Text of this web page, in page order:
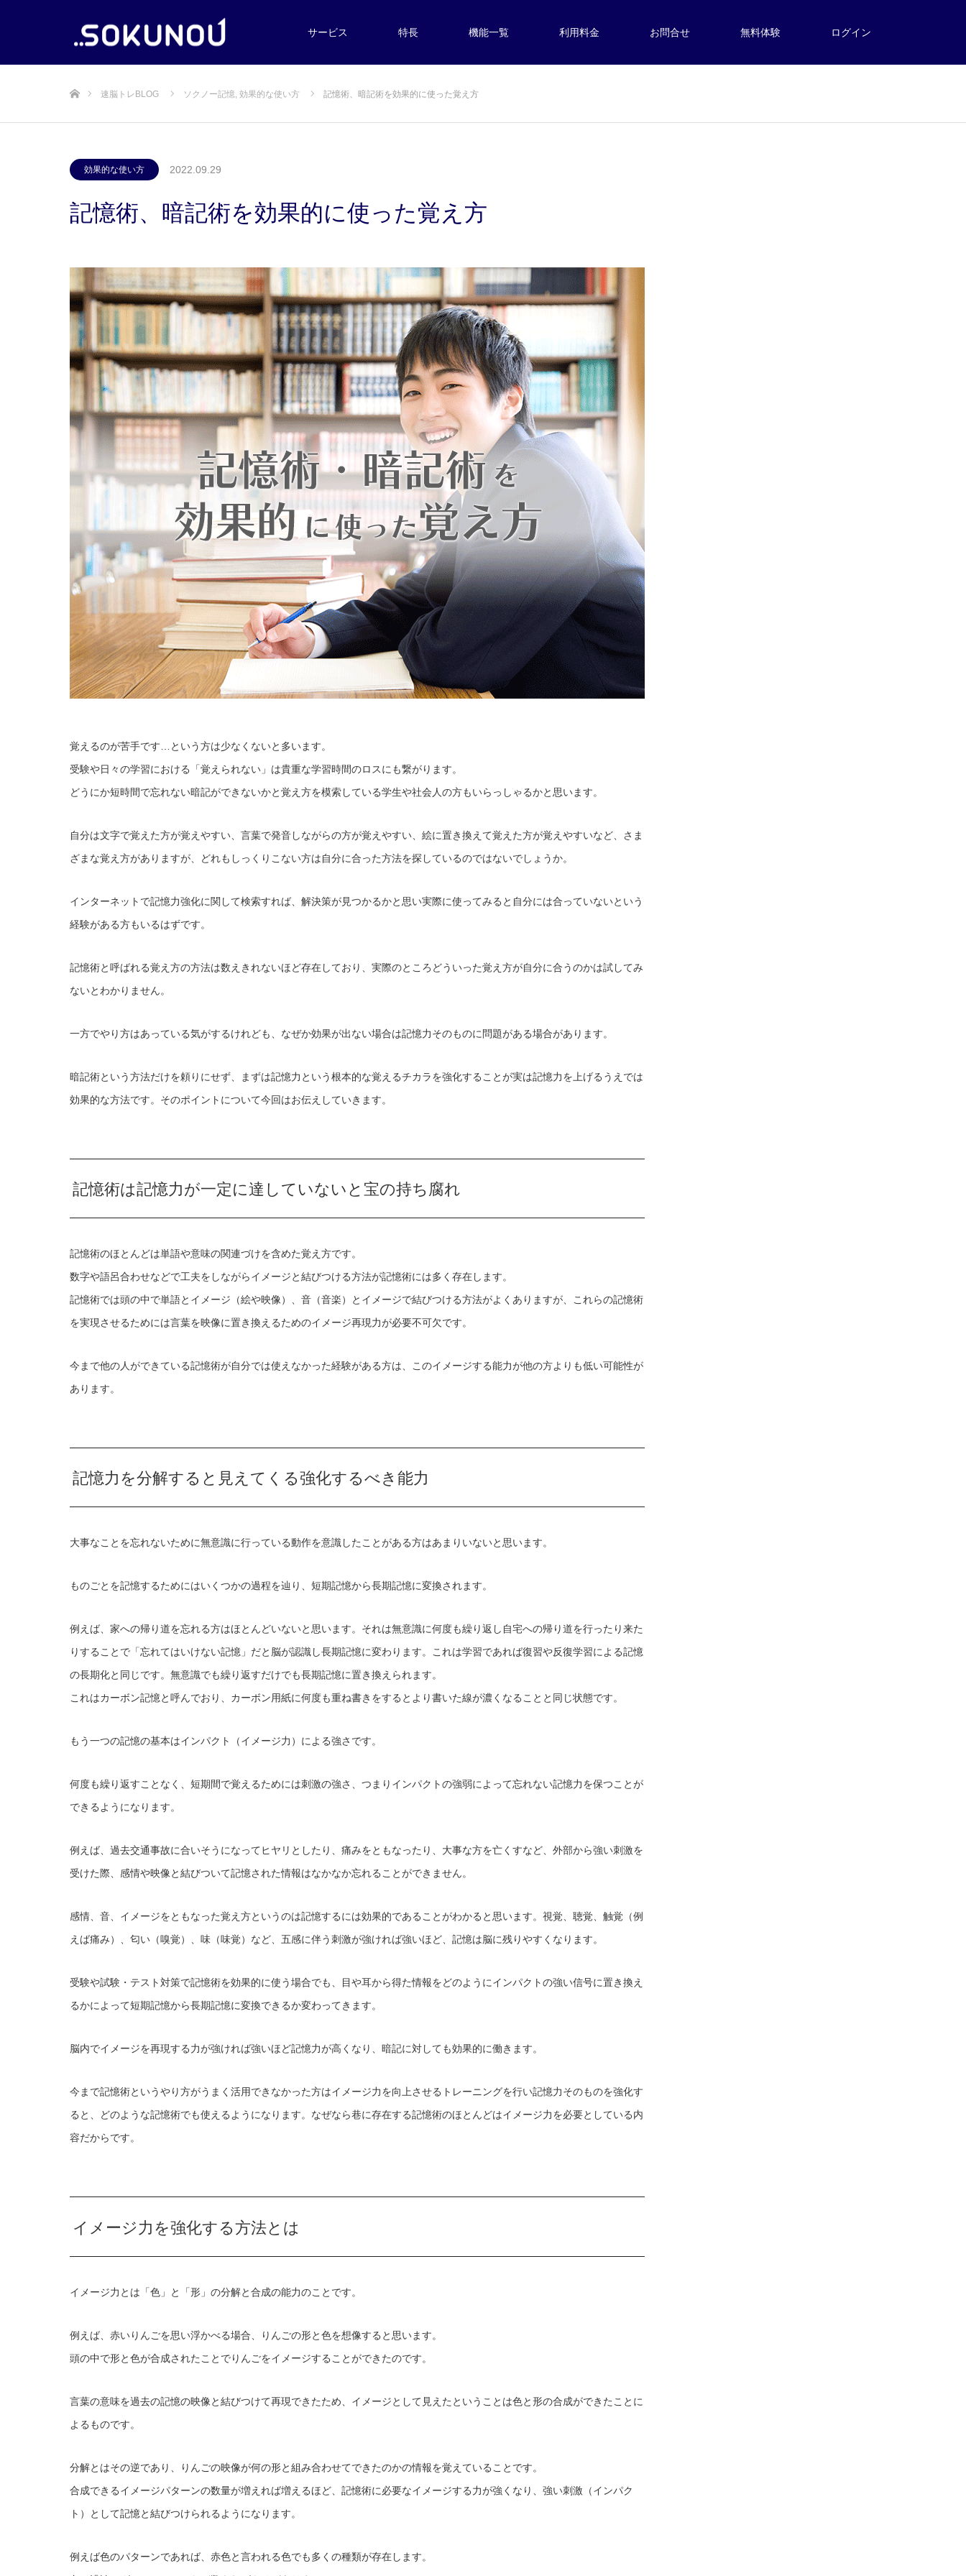
サービス 特長 機能一覧 利用料金 お問合せ 無料体験 ログイン
速脳トレBLOG ソクノー記憶, 効果的な使い方 記憶術、暗記術を効果的に使った覚え方
効果的な使い方 2022.09.29
記憶術、暗記術を効果的に使った覚え方
覚えるのが苦手です…という方は少なくないと多います。
受験や日々の学習における「覚えられない」は貴重な学習時間のロスにも繋がります。
どうにか短時間で忘れない暗記ができないかと覚え方を模索している学生や社会人の方もいらっしゃるかと思います。
自分は文字で覚えた方が覚えやすい、言葉で発音しながらの方が覚えやすい、絵に置き換えて覚えた方が覚えやすいなど、さま
ざまな覚え方がありますが、どれもしっくりこない方は自分に合った方法を探しているのではないでしょうか。
インターネットで記憶力強化に関して検索すれば、解決策が見つかるかと思い実際に使ってみると自分には合っていないという
経験がある方もいるはずです。
記憶術と呼ばれる覚え方の方法は数えきれないほど存在しており、実際のところどういった覚え方が自分に合うのかは試してみ
ないとわかりません。
一方でやり方はあっている気がするけれども、なぜか効果が出ない場合は記憶力そのものに問題がある場合があります。
暗記術という方法だけを頼りにせず、まずは記憶力という根本的な覚えるチカラを強化することが実は記憶力を上げるうえでは
効果的な方法です。そのポイントについて今回はお伝えしていきます。
記憶術は記憶力が一定に達していないと宝の持ち腐れ
記憶術のほとんどは単語や意味の関連づけを含めた覚え方です。
数字や語呂合わせなどで工夫をしながらイメージと結びつける方法が記憶術には多く存在します。
記憶術では頭の中で単語とイメージ（絵や映像）、音（音楽）とイメージで結びつける方法がよくありますが、これらの記憶術
を実現させるためには言葉を映像に置き換えるためのイメージ再現力が必要不可欠です。
今まで他の人ができている記憶術が自分では使えなかった経験がある方は、このイメージする能力が他の方よりも低い可能性が
あります。
記憶力を分解すると見えてくる強化するべき能力
大事なことを忘れないために無意識に行っている動作を意識したことがある方はあまりいないと思います。
ものごとを記憶するためにはいくつかの過程を辿り、短期記憶から長期記憶に変換されます。
例えば、家への帰り道を忘れる方はほとんどいないと思います。それは無意識に何度も繰り返し自宅への帰り道を行ったり来た
りすることで「忘れてはいけない記憶」だと脳が認識し長期記憶に変わります。これは学習であれば復習や反復学習による記憶
の長期化と同じです。無意識でも繰り返すだけでも長期記憶に置き換えられます。
これはカーボン記憶と呼んでおり、カーボン用紙に何度も重ね書きをするとより書いた線が濃くなることと同じ状態です。
もう一つの記憶の基本はインパクト（イメージ力）による強さです。
何度も繰り返すことなく、短期間で覚えるためには刺激の強さ、つまりインパクトの強弱によって忘れない記憶力を保つことが
できるようになります。
例えば、過去交通事故に合いそうになってヒヤリとしたり、痛みをともなったり、大事な方を亡くすなど、外部から強い刺激を
受けた際、感情や映像と結びついて記憶された情報はなかなか忘れることができません。
感情、音、イメージをともなった覚え方というのは記憶するには効果的であることがわかると思います。視覚、聴覚、触覚（例
えば痛み）、匂い（嗅覚）、味（味覚）など、五感に伴う刺激が強ければ強いほど、記憶は脳に残りやすくなります。
受験や試験・テスト対策で記憶術を効果的に使う場合でも、目や耳から得た情報をどのようにインパクトの強い信号に置き換え
るかによって短期記憶から長期記憶に変換できるか変わってきます。
脳内でイメージを再現する力が強ければ強いほど記憶力が高くなり、暗記に対しても効果的に働きます。
今まで記憶術というやり方がうまく活用できなかった方はイメージ力を向上させるトレーニングを行い記憶力そのものを強化す
ると、どのような記憶術でも使えるようになります。なぜなら巷に存在する記憶術のほとんどはイメージ力を必要としている内
容だからです。
イメージ力を強化する方法とは
イメージ力とは「色」と「形」の分解と合成の能力のことです。
例えば、赤いりんごを思い浮かべる場合、りんごの形と色を想像すると思います。
頭の中で形と色が合成されたことでりんごをイメージすることができたのです。
言葉の意味を過去の記憶の映像と結びつけて再現できたため、イメージとして見えたということは色と形の合成ができたことに
よるものです。
分解とはその逆であり、りんごの映像が何の形と組み合わせてできたのかの情報を覚えていることです。
合成できるイメージパターンの数量が増えれば増えるほど、記憶術に必要なイメージする力が強くなり、強い刺激（インパク
ト）として記憶と結びつけられるようになります。
例えば色のパターンであれば、赤色と言われる色でも多くの種類が存在します。